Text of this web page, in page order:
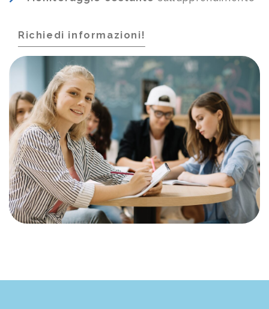
Richiedi informazioni!